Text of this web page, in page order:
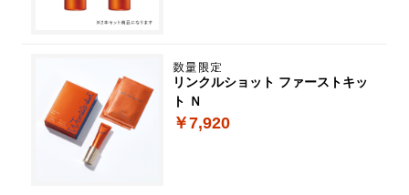
リンクルショット ファーストキッ
ト Ｎ
￥7,920